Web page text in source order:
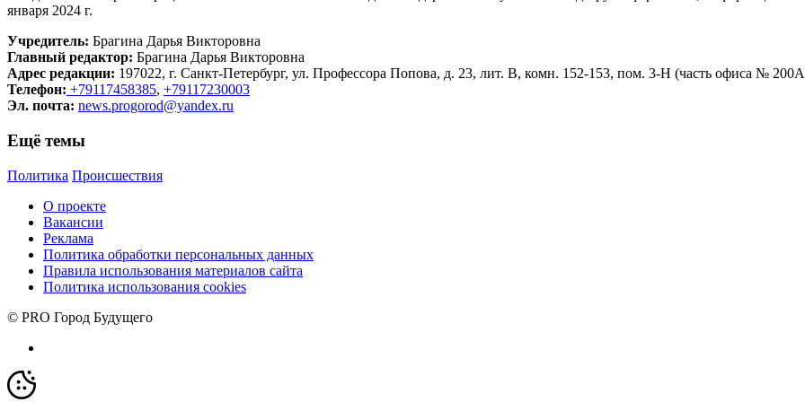
января 2024 г.
Учредитель: Брагина Дарья Викторовна
Главный редактор: Брагина Дарья Викторовна
Адрес редакции: 197022, г. Санкт-Петербург, ул. Профессора Попова, д. 23, лит. В, комн. 152-153, пом. 3-Н (часть офиса №
Телефон: +79117458385, +79117230003
Эл. почта: news.progorod@yandex.ru
Ещё темы
Политика Происшествия
О проекте
Вакансии
Реклама
Политика обработки персональных данных
Правила использования материалов сайта
Политика использования cookies
© PRO Город Будущего